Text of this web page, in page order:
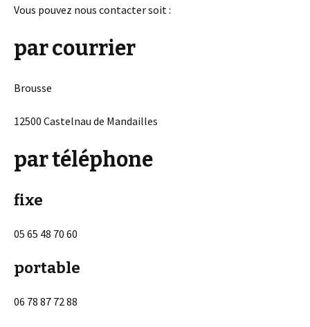
Vous pouvez nous contacter soit :
par courrier
Brousse
12500 Castelnau de Mandailles
par téléphone
fixe
05 65 48 70 60
portable
06 78 87 72 88